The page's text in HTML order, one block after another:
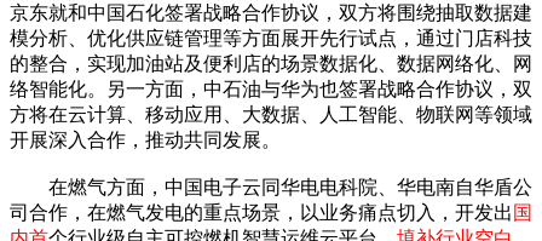
京东就和中国石化签署战略合作协议，双方将围绕抽取数据建
模分析、优化供应链管理等方面展开先行试点，通过门店科技
的整合，实现加油站及便利店的场景数据化、数据网络化、网
络智能化。另一方面，中石油与华为也签署战略合作协议，双
方将在云计算、移动应用、大数据、人工智能、物联网等领域
开展深入合作，推动共同发展。
在燃气方面，中国电子云同华电电科院、华电南自华盾公
司合作，在燃气发电的重点场景，以业务痛点切入，开发出 国